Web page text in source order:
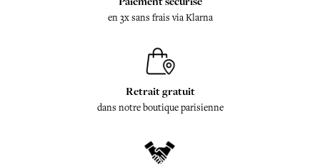
en 3x sans frais via Klarna
Retrait gratuit
dans notre boutique parisienne